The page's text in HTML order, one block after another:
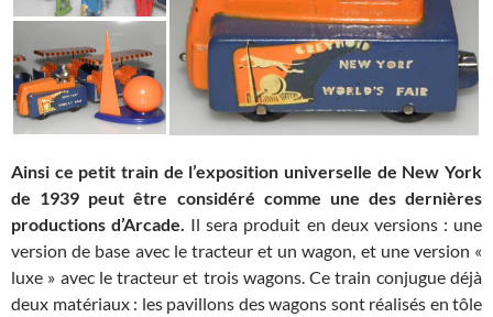
Ainsi ce petit train de l’exposition universelle de New York
de 1939 peut être considéré comme une des dernières
productions d’Arcade. Il sera produit en deux versions : une
version de base avec le tracteur et un wagon, et une version «
luxe » avec le tracteur et trois wagons. Ce train conjugue déjà
deux matériaux : les pavillons des wagons sont réalisés en tôle